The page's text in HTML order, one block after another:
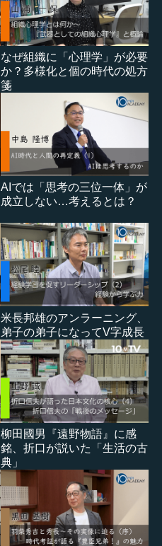
なぜ組織に「心理学」が必要
か？多様化と個の時代の処方
箋
AIでは「思考の三位一体」が
成立しない…考えるとは？
米長邦雄のアンラーニング、
弟子の弟子になってV字成長
柳田國男『遠野物語』に感
銘、折口が説いた「生活の古
典」